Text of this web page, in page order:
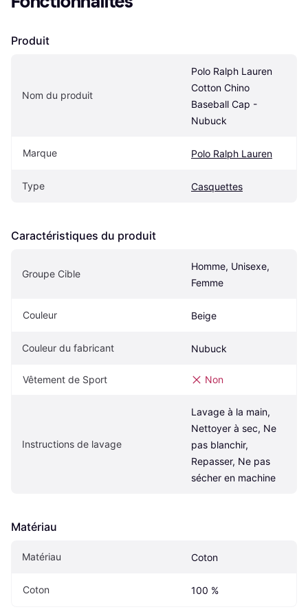
Produit
Nom du produit
Polo Ralph Lauren
Cotton Chino
Baseball Cap -
Nubuck
Marque Polo Ralph Lauren
Type Casquettes
Caractéristiques du produit
Groupe Cible
Homme, Unisexe,
Femme
Couleur Beige
Couleur du fabricant Nubuck
Vêtement de Sport Non
Instructions de lavage
Lavage à la main,
Nettoyer à sec, Ne
pas blanchir,
Repasser, Ne pas
sécher en machine
Matériau
Matériau Coton
Coton 100 %